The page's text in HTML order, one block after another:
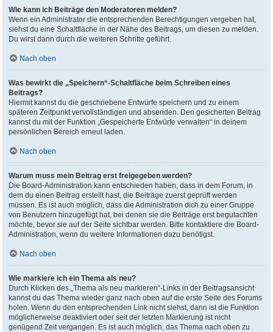
Wie kann ich Beiträge den Moderatoren melden?
Wenn ein Administrator die entsprechenden Berechtigungen vergeben hat,
siehst du eine Schaltfläche in der Nähe des Beitrags, um diesen zu melden.
Du wirst dann durch die weiteren Schritte geführt.
Nach oben
Was bewirkt die „Speichern“-Schaltfläche beim Schreiben eines
Beitrags?
Hiermit kannst du die geschriebene Entwürfe speichern und zu einem
späteren Zeitpunkt vervollständigen und absenden. Den gesicherten Beitrag
kannst du mit der Funktion „Gespeicherte Entwürfe verwalten“ in deinem
persönlichen Bereich erneut laden.
Nach oben
Warum muss mein Beitrag erst freigegeben werden?
Die Board-Administration kann entschieden haben, dass in dem Forum, in
dem du einen Beitrag erstellt hast, die Beiträge zuerst geprüft werden
müssen. Es ist auch möglich, dass die Administration dich zu einer Gruppe
von Benutzern hinzugefügt hat, bei denen sie die Beiträge erst begutachten
möchte, bevor sie auf der Seite sichtbar werden. Bitte kontaktiere die Board-
Administration, wenn du weitere Informationen dazu benötigst.
Nach oben
Wie markiere ich ein Thema als neu?
Durch Klicken des „Thema als neu markieren“-Links in der Beitragsansicht
kannst du das Thema wieder ganz nach oben auf die erste Seite des Forums
holen. Wenn du den entsprechenden Link nicht siehst, dann ist die Funktion
möglicherweise deaktiviert oder seit der letzten Markierung ist nicht
genügend Zeit vergangen. Es ist auch möglich, das Thema nach oben zu